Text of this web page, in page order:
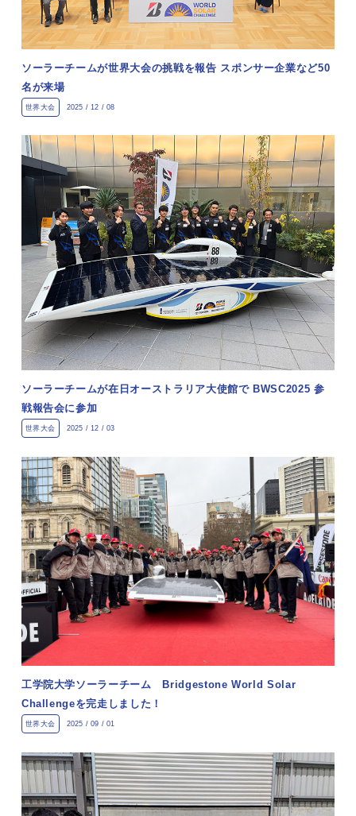
ソーラーチームが世界大会の挑戦を報告 スポンサー企業など50
名が来場
世界大会 2025 / 12 / 08
ソーラーチームが在日オーストラリア大使館で BWSC2025 参
戦報告会に参加
世界大会 2025 / 12 / 03
工学院大学ソーラーチーム Bridgestone World Solar
Challengeを完走しました！
世界大会 2025 / 09 / 01